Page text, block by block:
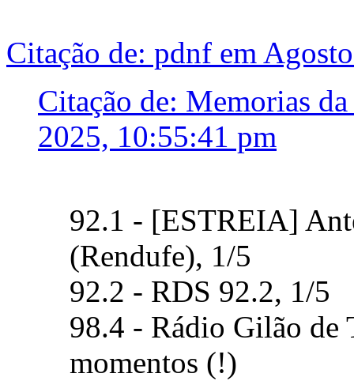
Citação de: pdnf em
Citação de: Memorias
2025, 10:55:41 pm
92.1 - [ESTREIA]
(Rendufe), 1/5
92.2 - RDS 92.2, 1/5
98.4 - Rádio Gilão de
momentos (!)